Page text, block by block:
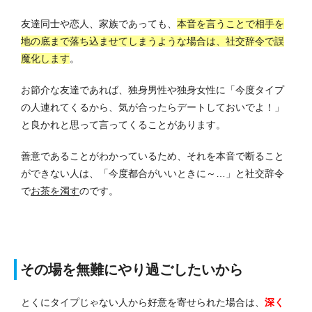
友達同士や恋人、家族であっても、 本音を言うことで相手を
地の底まで落ち込ませてしまうような場合は、社交辞令で誤
魔化します。
お節介な友達であれば、独身男性や独身女性に「今度タイプ
の人連れてくるから、気が合ったらデートしておいでよ！」
と良かれと思って言ってくることがあります。
善意であることがわかっているため、それを本音で断ること
ができない人は、「今度都合がいいときに～…」と社交辞令
でお茶を濁すのです。
その場を無難にやり過ごしたいから
とくにタイプじゃない人から好意を寄せられた場合は、 深く